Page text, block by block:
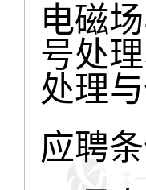
电磁
号处
处理
应聘条